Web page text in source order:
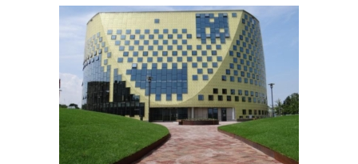
Brochure Van Veen Metal Products